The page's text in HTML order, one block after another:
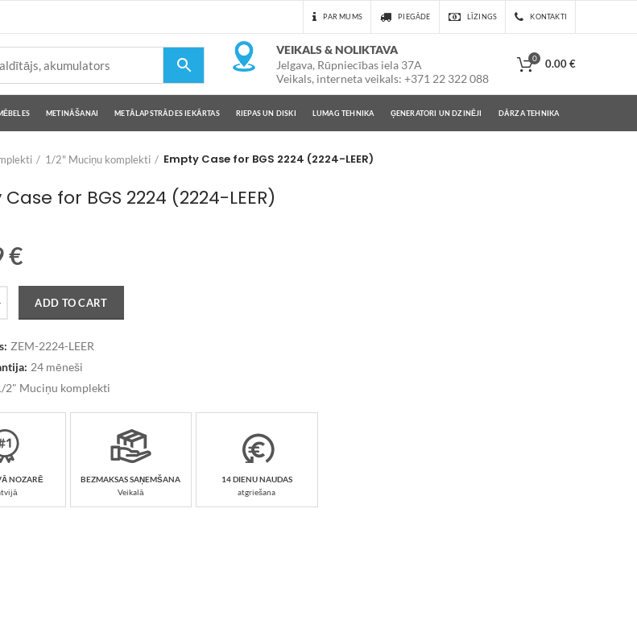
PAR MUMS PIEGĀDE LĪZINGS KONTAKTI
VEIKALS & NOLIKTAVA
Jelgava, Rūpniecības iela 37A
Veikals, interneta veikals: +371 22 322 088
0 0.00€
METINĀŠANAI METĀLAPSTRĀDES IEKĀRTAS RIEPAS UN DISKI LUMAG TEHNIKA ĢENERATORI UN DZINĒJI DĀRZA TEHNIKA
1/2" Muciņu komplekti Empty Case for BGS 2224 (2224-LEER)
for BGS 2224 (2224-LEER)
€
ADD TO CART
ZEM-2224-LEER
24 mēneši
2" Muciņu komplekti
NOZARĒ
BEZMAKSAS SAŅEMŠANA
Veikalā
14 DIENU NAUDAS
atgriešana